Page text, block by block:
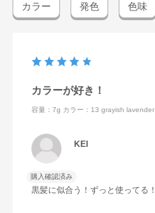
カラー 発色 色味
カラーが好き！
容量：7g カラー：13 grayish lavender
KEI
購入確認済み
黒髪に似合う！ずっと使ってる！